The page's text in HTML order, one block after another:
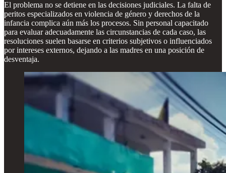
El problema no se detiene en las decisiones judiciales. La falta de
peritos especializados en violencia de género y derechos de la
infancia complica aún más los procesos. Sin personal capacitado
para evaluar adecuadamente las circunstancias de cada caso, las
resoluciones suelen basarse en criterios subjetivos o influenciados
por intereses externos, dejando a las madres en una posición de
desventaja.